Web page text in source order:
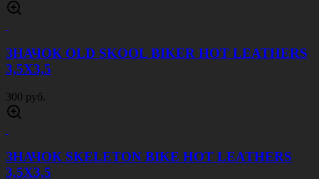
ЗНАЧОК OLD SKOOL BIKER HOT LEATHERS
3,5Х3,5
300 руб.
ЗНАЧОК SKELETON BIKE HOT LEATHERS
3,5Х3,5